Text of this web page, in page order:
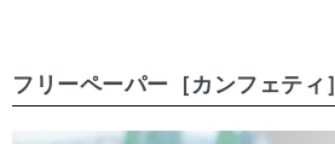
フリーペーパー［カンフェティ］